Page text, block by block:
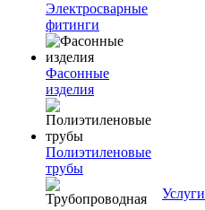
Электросварные
фитинги
Фасонные
изделия
Полиэтиленовые
трубы
Услуги